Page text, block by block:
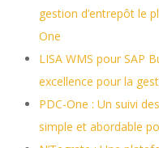
gestion d’entrepôt le
One
LISA WMS pour SAP
excellence pour la
PDC-One : Un suivi
simple et abordable